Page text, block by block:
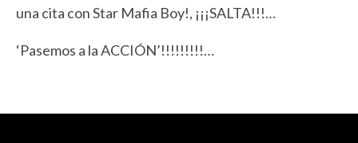
una cita con Star Mafia Boy!, ¡¡¡SALTA!!!…
‘Pasemos a la ACCIÓN’!!!!!!!!!…